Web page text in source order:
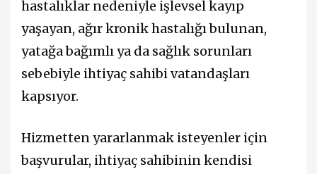
hastalıklar nedeniyle işlevsel kayıp
yaşayan, ağır kronik hastalığı bulunan,
yatağa bağımlı ya da sağlık sorunları
sebebiyle ihtiyaç sahibi vatandaşları
kapsıyor.
Hizmetten yararlanmak isteyenler için
başvurular, ihtiyaç sahibinin kendisi